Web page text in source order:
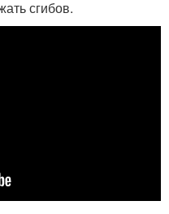
сгибов.